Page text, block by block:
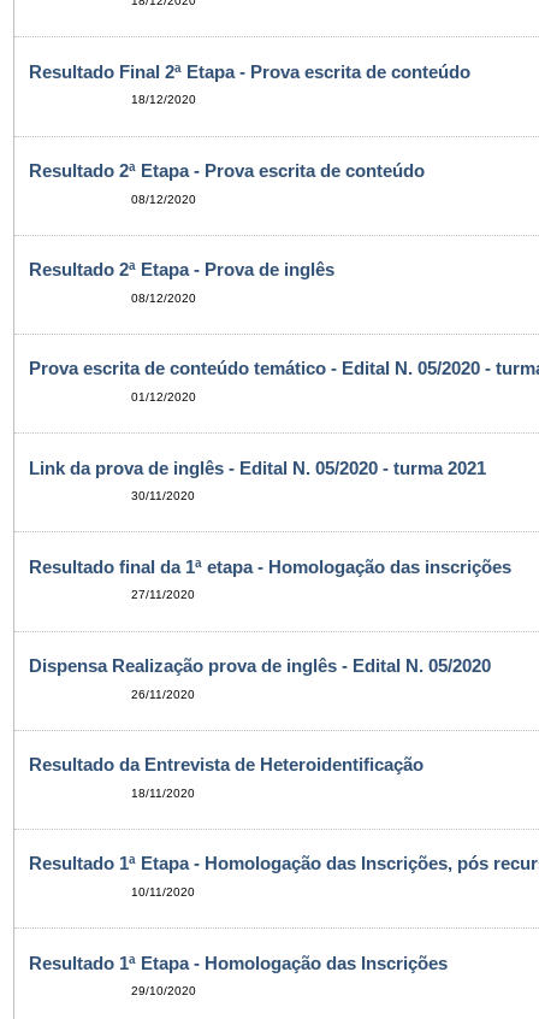
Resultado Final 2ª Etapa - Prova escrita de conteúdo
18/12/2020
Resultado 2ª Etapa - Prova escrita de conteúdo
08/12/2020
Resultado 2ª Etapa - Prova de inglês
08/12/2020
Prova escrita de conteúdo temático - Edital N. 05/2020 -
01/12/2020
Link da prova de inglês - Edital N. 05/2020 - turma 2021
30/11/2020
Resultado final da 1ª etapa - Homologação das inscrições
27/11/2020
Dispensa Realização prova de inglês - Edital N. 05/2020
26/11/2020
Resultado da Entrevista de Heteroidentificação
18/11/2020
Resultado 1ª Etapa - Homologação das Inscrições, pós
10/11/2020
Resultado 1ª Etapa - Homologação das Inscrições
29/10/2020